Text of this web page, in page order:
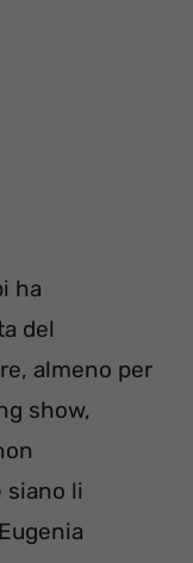
ha
del
almeno per
show,
siano li